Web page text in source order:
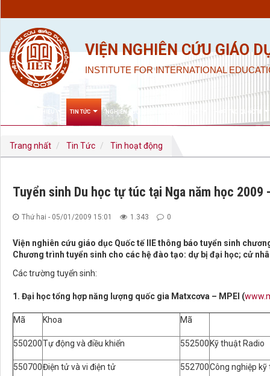
VIỆN NGHIÊN CỨU GIÁO
INSTITUTE FOR INTERNATIONAL
TIN TỨC NGHIÊN CỨU KHOA HỌC & ĐÀO TẠO HỢP TÁC QUỐC TẾ
Trang nhất Tin Tức Tin hoạt động
Tuyển sinh Du học tự túc tại Nga năm học 2009
Thứ hai - 05/01/2009 15:01 1.343 0
Viện nghiên cứu giáo dục Quốc tế IIE thông báo tuyển sinh
Chương trình tuyển sinh cho các hệ đào tạo: dự bị đại học; cử
Các trường tuyển sinh:
1. Đại học tổng hợp năng lượng quốc gia Matxcơva – MPEI (
Mã Khoa Mã
550200Tự động và điều khiển 552500 Kỹ thuật Radio
550700Điện tử và vi điện tử 552700Công nghiệp